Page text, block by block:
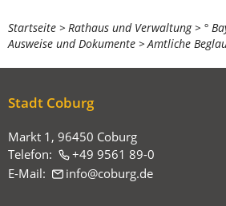
Sie
befinden
hier:
Startseite Rathaus und Verwaltung
°
Ausweise und Dokumente
Amtliche
Stadt Coburg
Markt 1, 96450 Coburg
Telefon:
+49 9561 89-0
E-Mail:
info coburg de